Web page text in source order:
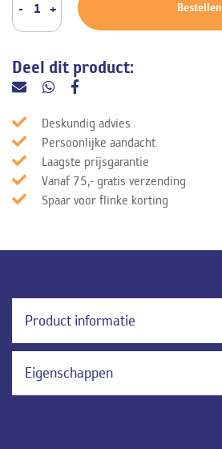
Bestellen
Deel dit product:
Deskundig advies
Persoonlijke aandacht
Laagste prijsgarantie
Vanaf 75,- gratis verzending
Spaar voor flinke korting
Product informatie
Eigenschappen